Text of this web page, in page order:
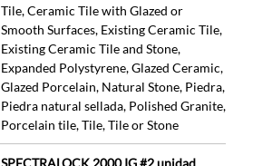
Tile, Ceramic Tile with Glazed or
Smooth Surfaces, Existing Ceramic Tile,
Existing Ceramic Tile and Stone,
Expanded Polystyrene, Glazed Ceramic,
Glazed Porcelain, Natural Stone, Piedra,
Piedra natural sellada, Polished Granite,
Porcelain tile, Tile, Tile or Stone
SPECTRALOCK 2000 IG #2 unidad